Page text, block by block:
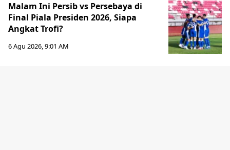
Malam Ini Persib vs Persebaya di
Final Piala Presiden 2026, Siapa
Angkat Trofi?
6 Agu 2026, 9:01 AM